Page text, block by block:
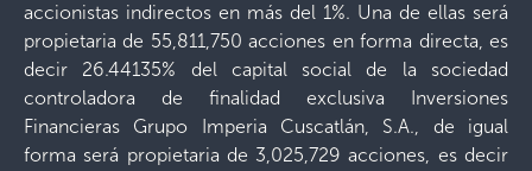
accionistas indirectos en más del 1%. Una de ellas será
propietaria de 55,811,750 acciones en forma directa, es
decir 26.44135% del capital social de la sociedad
controladora de finalidad exclusiva Inversiones
Financieras Grupo Imperia Cuscatlán, S.A., de igual
forma será propietaria de 3,025,729 acciones, es decir